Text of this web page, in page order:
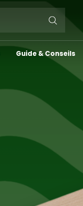
Guide & Conseils